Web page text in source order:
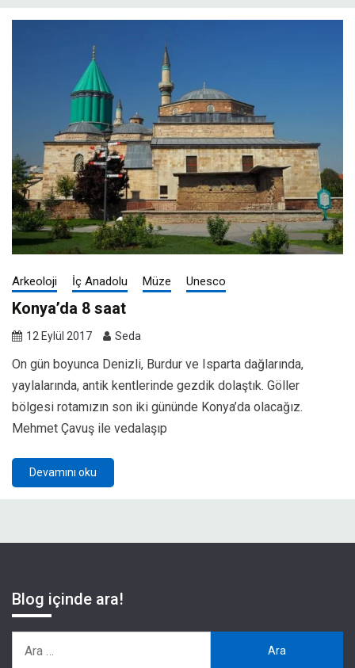
Arkeoloji İç Anadolu Müze Unesco
Konya’da 8 saat
12 Eylül 2017 Seda
On gün boyunca Denizli, Burdur ve Isparta dağlarında,
yaylalarında, antik kentlerinde gezdik dolaştık. Göller
bölgesi rotamızın son iki gününde Konya’da olacağız.
Mehmet Çavuş ile vedalaşıp
Devamını oku
Blog içinde ara!